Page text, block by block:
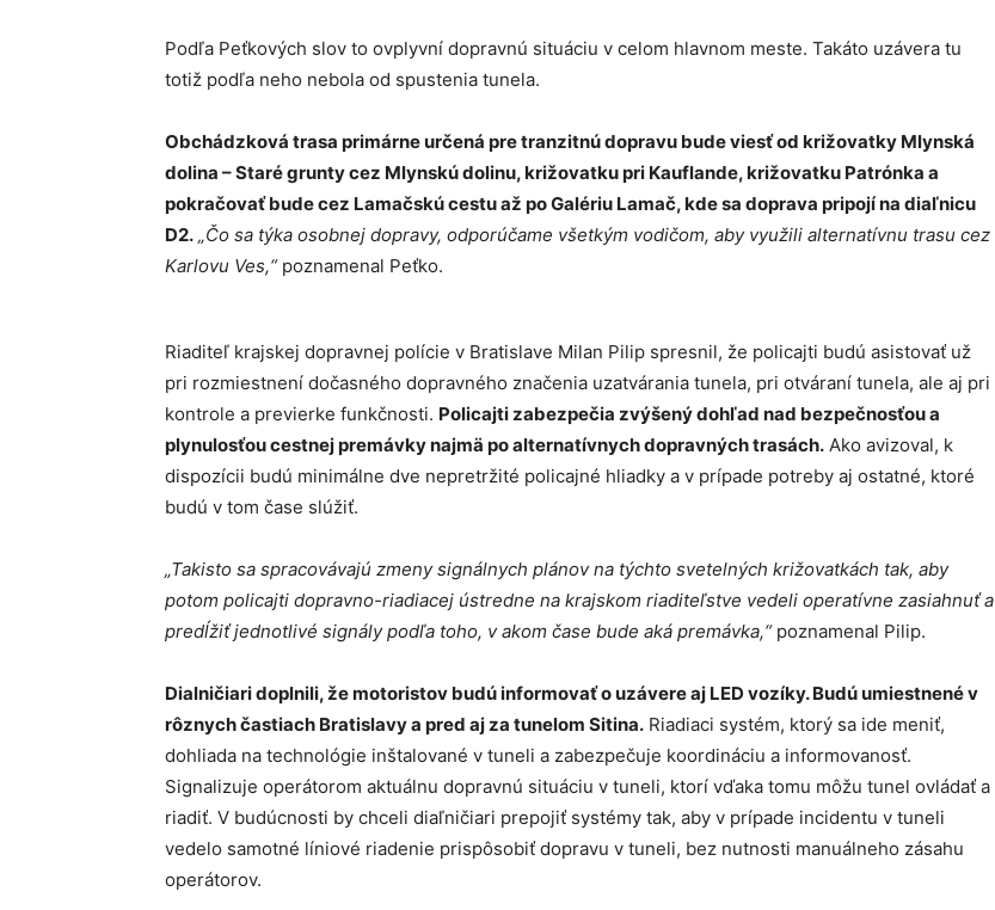
Podľa Peťkových slov to ovplyvní dopravnú situáciu v celom hlavnom meste. Takáto uzávera tu
totiž podľa neho nebola od spustenia tunela.
Obchádzková trasa primárne určená pre tranzitnú dopravu bude viesť od križovatky Mlynská
dolina – Staré grunty cez Mlynskú dolinu, križovatku pri Kauflande, križovatku Patrónka a
pokračovať bude cez Lamačskú cestu až po Galériu Lamač, kde sa doprava pripojí na diaľnicu
D2. „Čo sa týka osobnej dopravy, odporúčame všetkým vodičom, aby využili alternatívnu trasu cez
Karlovu Ves,“ poznamenal Peťko.
Riaditeľ krajskej dopravnej polície v Bratislave Milan Pilip spresnil, že policajti budú asistovať už
pri rozmiestnení dočasného dopravného značenia uzatvárania tunela, pri otváraní tunela, ale aj pri
kontrole a previerke funkčnosti. Policajti zabezpečia zvýšený dohľad nad bezpečnosťou a
plynulosťou cestnej premávky najmä po alternatívnych dopravných trasách. Ako avizoval, k
dispozícii budú minimálne dve nepretržité policajné hliadky a v prípade potreby aj ostatné, ktoré
budú v tom čase slúžiť.
„Takisto sa spracovávajú zmeny signálnych plánov na týchto svetelných križovatkách tak, aby
potom policajti dopravno-riadiacej ústredne na krajskom riaditeľstve vedeli operatívne zasiahnuť a
predĺžiť jednotlivé signály podľa toho, v akom čase bude aká premávka,“poznamenal Pilip.
Dialničiari doplnili, že motoristov budú informovať o uzávere aj LED vozíky. Budú umiestnené v
rôznych častiach Bratislavy a pred aj za tunelom Sitina. Riadiaci systém, ktorý sa ide meniť,
dohliada na technológie inštalované v tuneli a zabezpečuje koordináciu a informovanosť.
Signalizuje operátorom aktuálnu dopravnú situáciu v tuneli, ktorí vďaka tomu môžu tunel ovládať a
riadiť. V budúcnosti by chceli diaľničiari prepojiť systémy tak, aby v prípade incidentu v tuneli
vedelo samotné líniové riadenie prispôsobiť dopravu v tuneli, bez nutnosti manuálneho zásahu
operátorov.